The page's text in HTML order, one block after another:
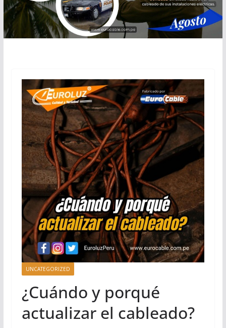
UNCATEGORIZED
¿Cuándo y porqué
actualizar el cableado?